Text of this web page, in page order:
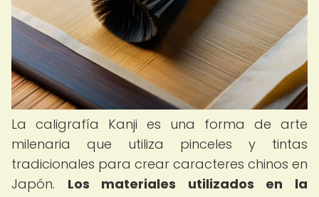
La caligrafía Kanji es una forma de arte
milenaria que utiliza pinceles y tintas
tradicionales para crear caracteres chinos en
Japón. Los materiales utilizados en la